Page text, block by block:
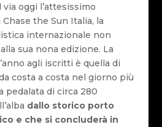
via oggi l’attesissimo
the Sun Italia, la
internazionale non
sua nona edizione. La
agli iscritti è quella di
costa a costa nel giorno più
pedalata di circa 280
dallo storico porto
e che si concluderà in